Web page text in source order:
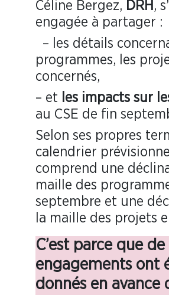
Céline Bergez, DRH ,
engagée à partager :
– les détails
programmes, les
concernés,
– et les impacts sur
au CSE de fin
Selon ses propres
calendrier prévisionnel
comprend une
maille des
septembre et une
la maille des projets
C’est parce que
engagements ont
donnés en avance